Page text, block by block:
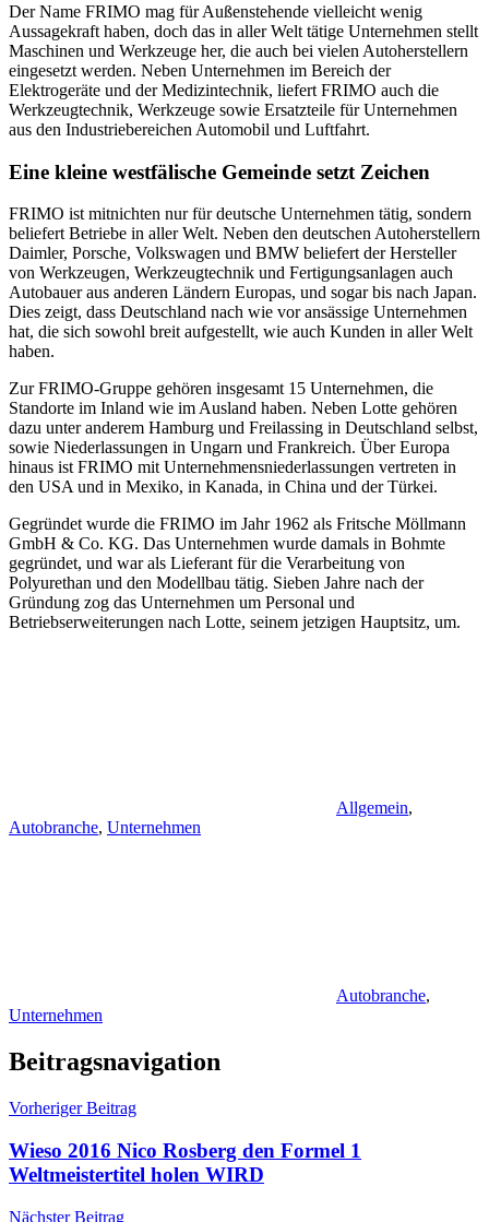
Der Name FRIMO mag für Außenstehende vielleicht wenig
Aussagekraft haben, doch das in aller Welt tätige Unternehmen stellt
Maschinen und Werkzeuge her, die auch bei vielen Autoherstellern
eingesetzt werden. Neben Unternehmen im Bereich der
Elektrogeräte und der Medizintechnik, liefert FRIMO auch die
Werkzeugtechnik, Werkzeuge sowie Ersatzteile für Unternehmen
aus den Industriebereichen Automobil und Luftfahrt.
Eine kleine westfälische Gemeinde setzt Zeichen
FRIMO ist mitnichten nur für deutsche Unternehmen tätig, sondern
beliefert Betriebe in aller Welt. Neben den deutschen Autoherstellern
Daimler, Porsche, Volkswagen und BMW beliefert der Hersteller
von Werkzeugen, Werkzeugtechnik und Fertigungsanlagen auch
Autobauer aus anderen Ländern Europas, und sogar bis nach Japan.
Dies zeigt, dass Deutschland nach wie vor ansässige Unternehmen
hat, die sich sowohl breit aufgestellt, wie auch Kunden in aller Welt
haben.
Zur FRIMO-Gruppe gehören insgesamt 15 Unternehmen, die
Standorte im Inland wie im Ausland haben. Neben Lotte gehören
dazu unter anderem Hamburg und Freilassing in Deutschland selbst,
sowie Niederlassungen in Ungarn und Frankreich. Über Europa
hinaus ist FRIMO mit Unternehmensniederlassungen vertreten in
den USA und in Mexiko, in Kanada, in China und der Türkei.
Gegründet wurde die FRIMO im Jahr 1962 als Fritsche Möllmann
GmbH & Co. KG. Das Unternehmen wurde damals in Bohmte
gegründet, und war als Lieferant für die Verarbeitung von
Polyurethan und den Modellbau tätig. Sieben Jahre nach der
Gründung zog das Unternehmen um Personal und
Betriebserweiterungen nach Lotte, seinem jetzigen Hauptsitz, um.
Allgemein,
Autobranche, Unternehmen
Autobranche,
Unternehmen
Beitragsnavigation
Vorheriger Beitrag
Wieso 2016 Nico Rosberg den Formel 1
Weltmeistertitel holen WIRD
Nächster Beitrag